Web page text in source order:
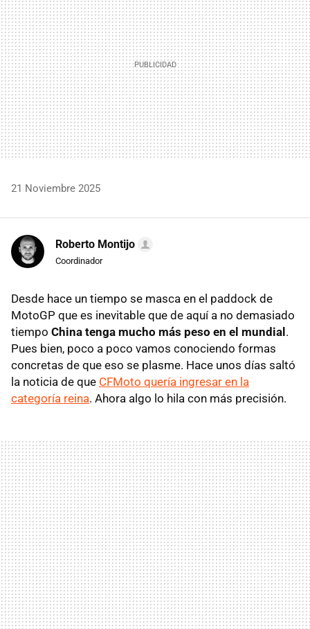
21 Noviembre 2025
Roberto Montijo
Coordinador
Desde hace un tiempo se masca en el paddock de
MotoGP que es inevitable que de aquí a no demasiado
tiempo China tenga mucho más peso en el mundial .
Pues bien, poco a poco vamos conociendo formas
concretas de que eso se plasme. Hace unos días saltó
la noticia de que CFMoto quería ingresar en la
categoría reina. Ahora algo lo hila con más precisión.